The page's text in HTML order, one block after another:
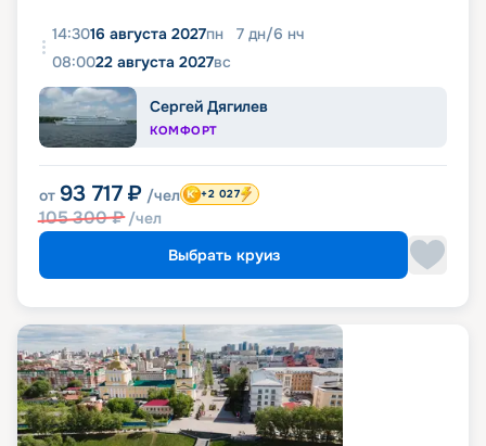
14:3016 августа 2027пн 7 дн/6 нч
08:0022 августа 2027вс
Сергей Дягилев
КОМФОРТ
от 93 717 ₽ /чел
105 300₽ /чел
+2 027
Выбрать круиз